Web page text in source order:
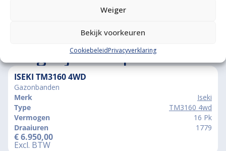
Weiger
Bekijk voorkeuren
CookiebeleidPrivacyverklaring
Vergelijkbare producten
ISEKI TM3160 4WD
Gazonbanden
Merk
Iseki
Type
TM3160 4wd
Vermogen
16 Pk
Draaiuren
1779
€6.950,00
Excl. BTW